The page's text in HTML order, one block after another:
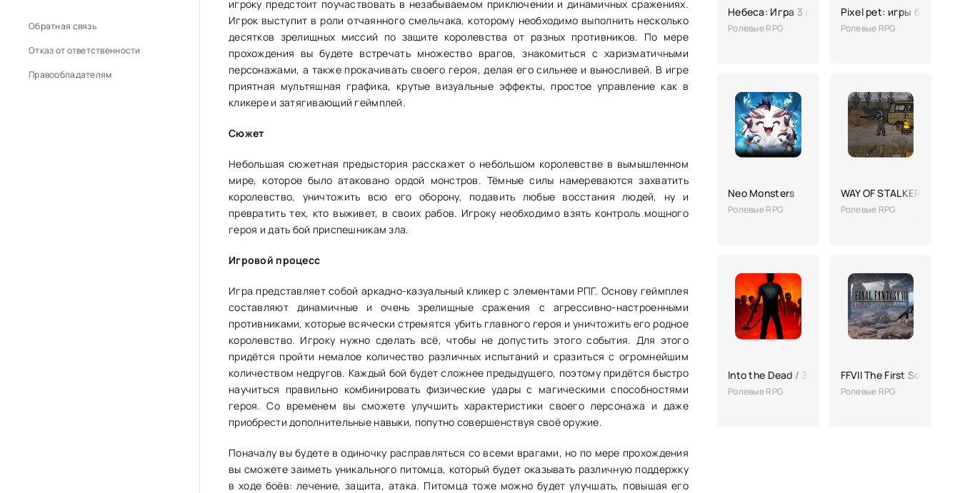
игроку предстоит поучаствовать в незабываемом приключении и динамичных сражениях.
Игрок выступит в роли отчаянного смельчака, которому необходимо выполнить несколько
десятков зрелищных миссий по защите королевства от разных противников. По мере
прохождения вы будете встречать множество врагов, знакомиться с харизматичными
персонажами, а также прокачивать своего героя, делая его сильнее и выносливей. В игре
приятная мультяшная графика, крутые визуальные эффекты, простое управление как в
кликере и затягивающий геймплей.
Сюжет
Небольшая сюжетная предыстория расскажет о небольшом королевстве в вымышленном
мире, которое было атаковано ордой монстров. Тёмные силы намереваются захватить
королевство, уничтожить всю его оборону, подавить любые восстания людей, ну и
превратить тех, кто выживет, в своих рабов. Игроку необходимо взять контроль мощного
героя и дать бой приспешникам зла.
Игровой процесс
Игра представляет собой аркадно-казуальный кликер с элементами РПГ. Основу геймплея
составляют динамичные и очень зрелищные сражения с агрессивно-настроенными
противниками, которые всячески стремятся убить главного героя и уничтожить его родное
королевство. Игроку нужно сделать всё, чтобы не допустить этого события. Для этого
придётся пройти немалое количество различных испытаний и сразиться с огромнейшим
количеством недругов. Каждый бой будет сложнее предыдущего, поэтому придётся быстро
научиться правильно комбинировать физические удары с магическими способностями
героя. Со временем вы сможете улучшить характеристики своего персонажа и даже
приобрести дополнительные навыки, попутно совершенствуя своё оружие.
Поначалу вы будете в одиночку расправляться со всеми врагами, но по мере прохождения
вы сможете заиметь уникального питомца, который будет оказывать различную поддержку
в ходе боёв: лечение, защита, атака. Питомца тоже можно будет улучшать, повышая его
Небеса: Игра 3 в ряд с элементами РПГ
Ролевые RPG
Pixel pet: игры без
Ролевые RPG
Neo Monsters
Ролевые RPG
WAY OF STALKER
Ролевые RPG
Into the Dead / Зомби в тумане
Ролевые RPG
FFVII The First Soldier
Ролевые RPG
Обратная связь
Отказ от ответственности
Правообладателям